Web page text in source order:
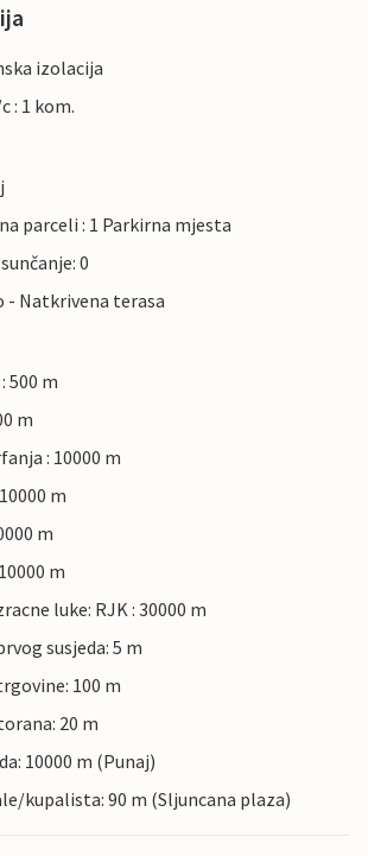
izolacija
: 1 kom.
parceli : 1 Parkirna mjesta
0
- Natkrivena terasa
500 m
m
: 10000 m
m
m
m
luke: RJK : 30000 m
susjeda: 5 m
100 m
20 m
10000 m (Punaj)
kupalista: 90 m (Sljuncana plaza)